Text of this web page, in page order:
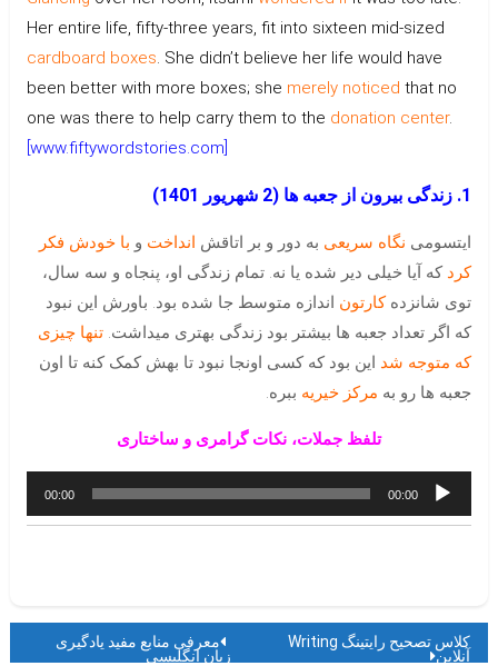
Her entire life, fifty-three years, fit into sixteen mid-sized
cardboard boxes. She didn’t believe her life would have
been better with more boxes; she merely noticed that no
one was there to help carry them to the donation center.
[www.fiftywordstories.com]
1. زندگی بیرون از جعبه ها (2 شهریور 1401)
ایتسومی نگاه سریعی به دور و بر اتاقش انداخت و با خودش فکر
کرد که آیا خیلی دیر شده یا نه. تمام زندگی او، پنجاه و سه سال،
توی شانزدهکارتون اندازه متوسط جا شده بود. باورش این نبود
که اگر تعداد جعبه ها بیشتر بود زندگی بهتری میداشت. تنها چیزی
که متوجه شد این بود که کسی اونجا نبود تا بهش کمک کنه تا اون
جعبه ها رو به مرکز خیریه ببره.
تلفظ جملات، نکات گرامری و ساختاری
پخش‌کننده
صوت
00:00
00:00
راهبری
معرفی منابع مفید یادگیری
زبان انگلیسی
کلاس تصحیح رایتینگ Writing
آنلاین